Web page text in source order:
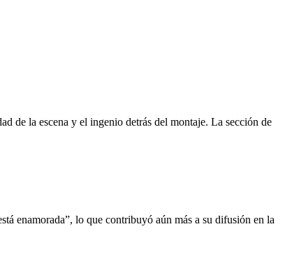
de la escena y el ingenio detrás del montaje. La sección de
enamorada”, lo que contribuyó aún más a su difusión en la